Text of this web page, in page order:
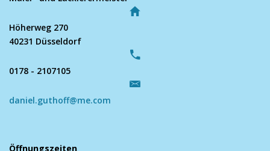
Höherweg 270
40231 Düsseldorf
0178 - 2107105
daniel.guthoff@me.com
Öffnungszeiten